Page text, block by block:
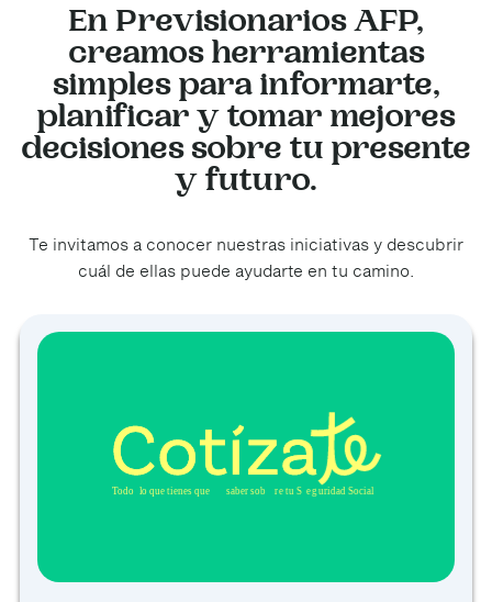
En Previsionarios AFP,
creamos herramientas
simples para informarte,
planificar y tomar mejores
decisiones sobre tu presente
y futuro.
Te invitamos a conocer nuestras iniciativas y descubrir
cuál de ellas puede ayudarte en tu camino.